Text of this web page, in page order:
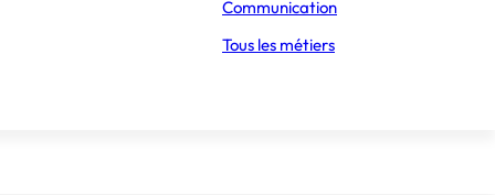
Partir à l’étranger
Communication
Tous les métiers